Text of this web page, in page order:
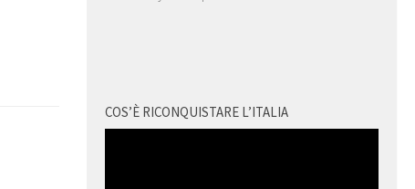
COS’È RICONQUISTARE L’ITALIA